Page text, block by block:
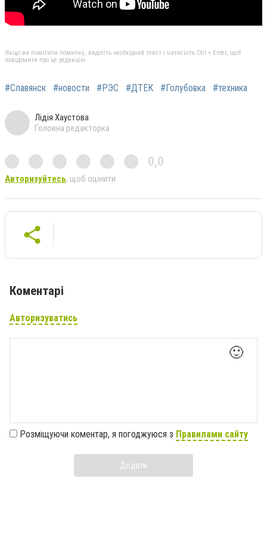
Якщо ви помітили помилку, виділіть необхідний текст і натисніть Ctrl + Enter, щоб
повідомити про це редакцію
#Славянск #новости #РЭС #ДТЕК #Голубовка #техника
Лідія Хаустова
Головна редакторка
0,0
Авторизуйтесь, щоб оцінити
Коментарі
Авторизуватись
🙂
Розміщуючи коментар, я погоджуюся з Правилами сайту
Додати